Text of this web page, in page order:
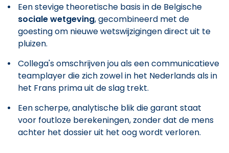
Een stevige theoretische basis in de Belgische
sociale wetgeving, gecombineerd met de
goesting om nieuwe wetswijzigingen direct uit te
pluizen.
Collega's omschrijven jou als een communicatieve
teamplayer die zich zowel in het Nederlands als in
het Frans prima uit de slag trekt.
Een scherpe, analytische blik die garant staat
voor foutloze berekeningen, zonder dat de mens
achter het dossier uit het oog wordt verloren.